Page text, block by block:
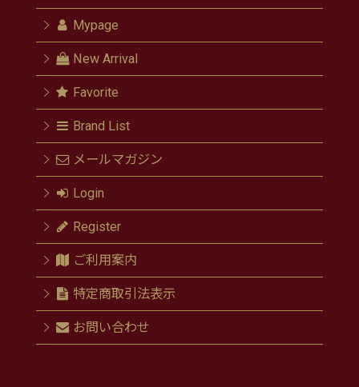
Mypage
New Arrival
Favorite
Brand List
メールマガジン
Login
Register
ご利用案内
特定商取引法表示
お問い合わせ